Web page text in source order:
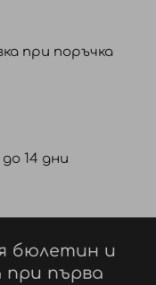
при поръчка
14 дни
бюлетин и
при първа